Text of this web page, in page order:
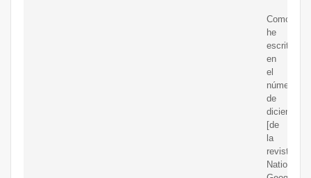
Como
he
escrito
en
el
número
de
diciembre
[de
la
revista
National